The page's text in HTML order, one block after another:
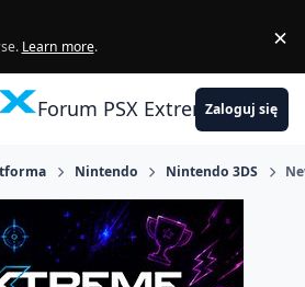
Learn more. ×
Forum PSX ExtremeZaloguj się
Nintendo Nintendo 3DS